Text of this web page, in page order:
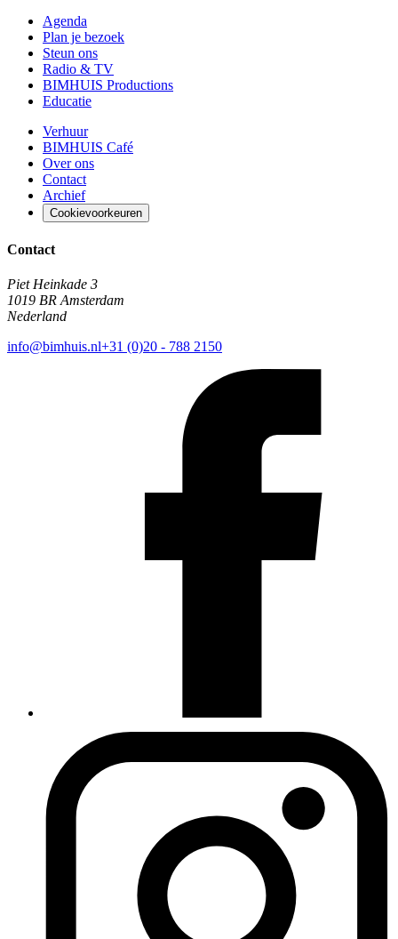
Agenda
Plan je bezoek
Steun ons
Radio & TV
BIMHUIS Productions
Educatie
Verhuur
BIMHUIS Café
Over ons
Contact
Archief
Cookievoorkeuren
Contact
Piet Heinkade 3
1019 BR Amsterdam
Nederland
info@bimhuis.nl+31 (0)20 - 788 2150